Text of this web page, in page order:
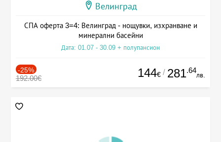
Велинград
СПА оферта 3=4: Велинград - нощувки, изхранване и
минерални басейни
Дата: 01.07 - 30.09 + полупансион
-25%
192.00€ 144€ / 281.64
лв.